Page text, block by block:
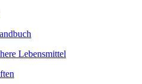
Lebensmittel